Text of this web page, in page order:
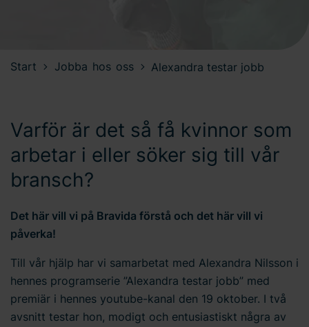
Start Jobba hos oss Alexandra testar jobb
Varför är det så få kvinnor som
arbetar i eller söker sig till vår
bransch?
Det här vill vi på Bravida förstå och det här vill vi
påverka!
Till vår hjälp har vi samarbetat med Alexandra Nilsson i
hennes programserie ”Alexandra testar jobb” med
premiär i hennes youtube-kanal den 19 oktober. I två
avsnitt testar hon, modigt och entusiastiskt några av